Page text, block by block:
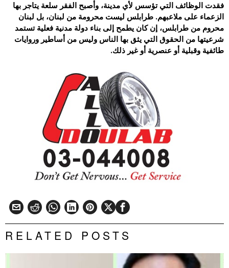
فقدت الوظائف التي تؤسس لأي مدينة، وأصبح الفقر سلعة يتاجر بها
الزعماء على ملاعبهم. طرابلس ليست محرومة من لبنان، بل لبنان
محروم من طرابلس، إن كان يطمح إلى بناء دولة مدنية فعلية تستمد
شرعيتها من الحقوق التي يثق بها الناس وليس من أساطير وروايات
طائفية وقبلية أو عنصرية أو غير ذلك.
RELATED POSTS